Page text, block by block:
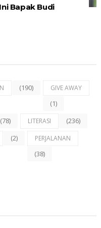
Bapak Budi
(190) GIVE AWAY
(1)
(78) LITERASI (236)
(2) PERJALANAN
(38)